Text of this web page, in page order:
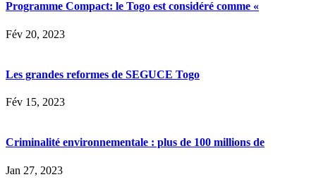
Programme Compact: le Togo est considéré comme «
Fév 20, 2023
Les grandes reformes de SEGUCE Togo
Fév 15, 2023
Criminalité environnementale : plus de 100 millions de
Jan 27, 2023